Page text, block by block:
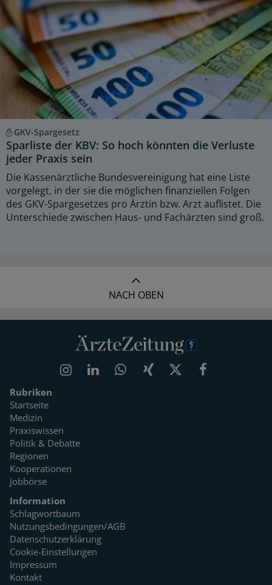
GKV-Spargesetz
Sparliste der KBV: So hoch könnten die Verluste
jeder Praxis sein
Die Kassenärztliche Bundesvereinigung hat eine Liste
vorgelegt, in der sie die möglichen finanziellen Folgen
des GKV-Spargesetzes pro Ärztin bzw. Arzt auflistet. Die
Unterschiede zwischen Haus- und Fachärzten sind groß.
NACH OBEN
Rubriken
Startseite
Medizin
Praxiswissen
Politik & Debatte
Regionen
Kooperationen
Jobbörse
Information
Schlagwortbaum
Nutzungsbedingungen/AGB
Datenschutzerklärung
Cookie-Einstellungen
Impressum
Kontakt